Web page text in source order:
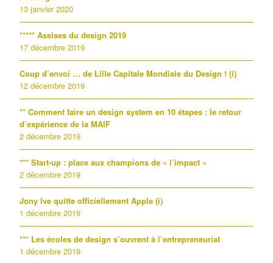
13 janvier 2020
***** Assises du design 2019
17 décembre 2019
Coup d’envoi … de Lille Capitale Mondiale du Design ! (i)
12 décembre 2019
** Comment faire un design system en 10 étapes : le retour
d’expérience de la MAIF
2 décembre 2019
*** Start-up : place aux champions de « l’impact »
2 décembre 2019
Jony Ive quitte officiellement Apple (i)
1 décembre 2019
*** Les écoles de design s’ouvrent à l’entrepreneuriat
1 décembre 2019